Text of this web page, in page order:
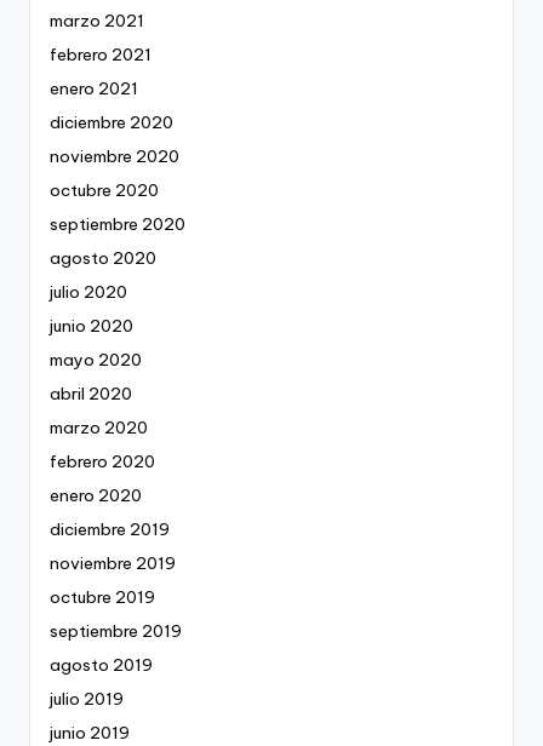
marzo 2021
febrero 2021
enero 2021
diciembre 2020
noviembre 2020
octubre 2020
septiembre 2020
agosto 2020
julio 2020
junio 2020
mayo 2020
abril 2020
marzo 2020
febrero 2020
enero 2020
diciembre 2019
noviembre 2019
octubre 2019
septiembre 2019
agosto 2019
julio 2019
junio 2019